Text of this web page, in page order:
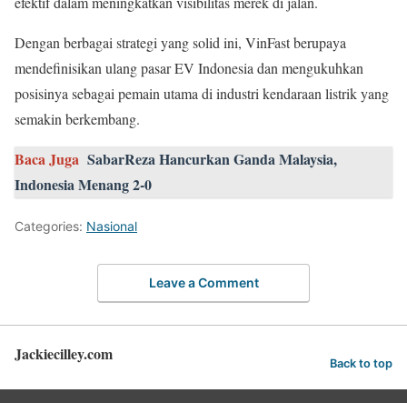
Dengan berbagai strategi yang solid ini, VinFast berupaya
mendefinisikan ulang pasar EV Indonesia dan mengukuhkan
posisinya sebagai pemain utama di industri kendaraan listrik yang
semakin berkembang.
Baca Juga SabarReza Hancurkan Ganda Malaysia,
Indonesia Menang 2-0
Categories: Nasional
Leave a Comment
Jackiecilley.com Back to top